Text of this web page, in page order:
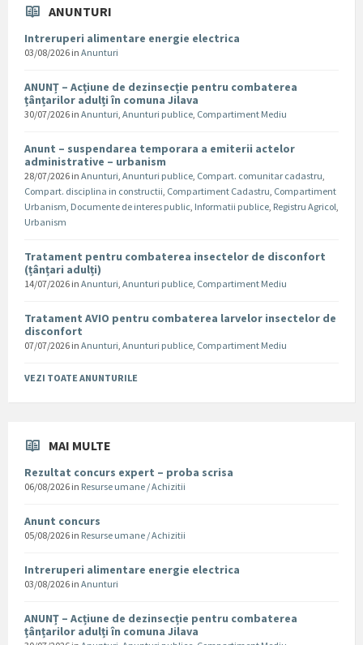
ANUNTURI
Intreruperi alimentare energie electrica
03/08/2026 in Anunturi
ANUNȚ – Acțiune de dezinsecție pentru combaterea
țânțarilor adulți în comuna Jilava
30/07/2026 in Anunturi, Anunturi publice, Compartiment Mediu
Anunt – suspendarea temporara a emiterii actelor
administrative – urbanism
28/07/2026 in Anunturi, Anunturi publice, Compart. comunitar cadastru,
Compart. disciplina in constructii, Compartiment Cadastru, Compartiment
Urbanism, Documente de interes public, Informatii publice, Registru Agricol,
Urbanism
Tratament pentru combaterea insectelor de disconfort
(țânțari adulți)
14/07/2026 in Anunturi, Anunturi publice, Compartiment Mediu
Tratament AVIO pentru combaterea larvelor insectelor de
disconfort
07/07/2026 in Anunturi, Anunturi publice, Compartiment Mediu
VEZI TOATE ANUNTURILE
MAI MULTE
Rezultat concurs expert – proba scrisa
06/08/2026 in Resurse umane / Achizitii
Anunt concurs
05/08/2026 in Resurse umane / Achizitii
Intreruperi alimentare energie electrica
03/08/2026 in Anunturi
ANUNȚ – Acțiune de dezinsecție pentru combaterea
țânțarilor adulți în comuna Jilava